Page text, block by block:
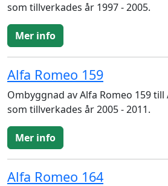
som tillverkades år 1997 - 2005.
Mer info
Alfa Romeo 159
Ombyggnad av Alfa Romeo 159
som tillverkades år 2005 - 2011.
Mer info
Alfa Romeo 164